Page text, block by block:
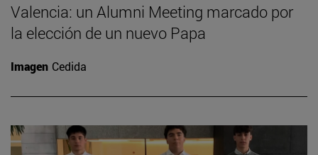
Valencia: un Alumni Meeting marcado por
la elección de un nuevo Papa
Imagen Cedida